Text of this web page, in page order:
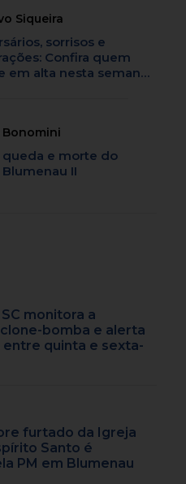
Siqueira
sorrisos e
Confira quem
em alta nesta semana
queda e morte do
II
monitora a
bomba e alerta
quinta e sexta-
furtado da Igreja
Santo é
PM em Blumenau